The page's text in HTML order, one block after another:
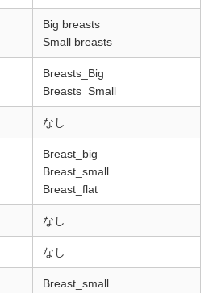
Big breasts
Small breasts
Breasts_Big
Breasts_Small
なし
Breast_big
Breast_small
Breast_flat
なし
なし
Breast_small